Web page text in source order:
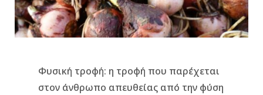
Φυσική τροφή: η τροφή που παρέχεται
στον άνθρωπο απευθείας από την φύση